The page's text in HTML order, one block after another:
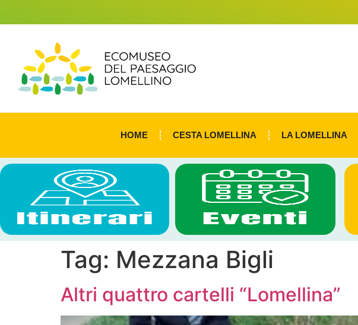
HOME CESTA LOMELLINA LA LOMELLINA
Tag: Mezzana Bigli
Altri quattro cartelli “Lomellina”